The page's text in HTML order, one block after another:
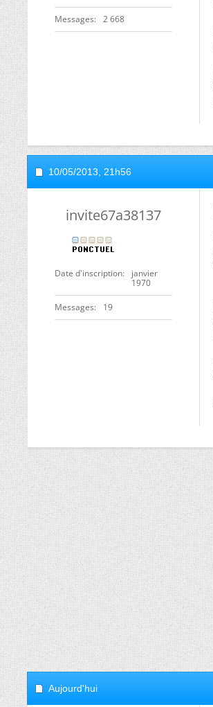
Messages 2 668
10/05/2013, 21h56
invite67a38137
Date d'inscription
janvier
1970
Messages 19
Aujourd'hui